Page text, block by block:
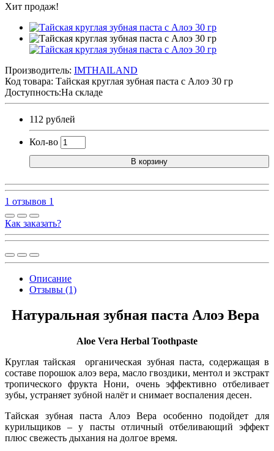
Хит продаж!
Производитель: IMTHAILAND
Код товара: Тайская круглая зубная паста с Алоэ 30 гр
Доступность:На складе
112 рублей
Кол-во
В корзину
1 отзывов 1
Как заказать?
Описание
Отзывы (1)
Натуральная зубная паста Алоэ Вера
Aloe Vera Herbal Toothpaste
Круглая тайская органическая зубная паста, содержащая в
составе порошок алоэ вера, масло гвоздики, ментол и экстракт
тропического фрукта Нони, очень эффективно отбеливает
зубы, устраняет зубной налёт и снимает воспаления десен.
Тайская зубная паста Алоэ Вера особенно подойдет для
курильщиков – у пасты отличный отбеливающий эффект
плюс свежесть дыхания на долгое время.